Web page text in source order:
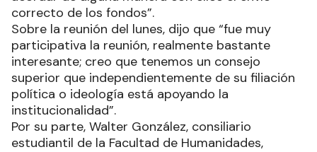
correcto de los fondos”.
Sobre la reunión del lunes, dijo que “fue muy
participativa la reunión, realmente bastante
interesante; creo que tenemos un consejo
superior que independientemente de su filiación
política o ideología está apoyando la
institucionalidad”.
Por su parte, Walter González, consiliario
estudiantil de la Facultad de Humanidades,